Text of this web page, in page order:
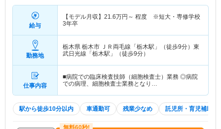
給与
【モデル月収】 21.6万円～ 程度 ※短大・専修学校
3年卒
勤務地
栃木県 栃木市 ＪＲ両毛線「栃木駅」（徒歩9分）東
武日光線「栃木駅」（徒歩9分）
仕事内容
■病院での臨床検査技師（細胞検査士）業務 ◎病院
での病理、細胞検査士業務となり…
駅から徒歩10分以内 車通勤可 残業少なめ 託児所・育児補助